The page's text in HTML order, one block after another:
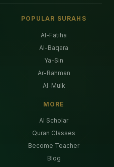
POPULAR SURAHS
Al-Fatiha
Al-Baqara
Ya-Sin
Ar-Rahman
Al-Mulk
MORE
AI Scholar
Quran Classes
Become Teacher
Blog